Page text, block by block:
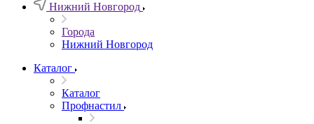
Нижний Новгород
Города
Нижний Новгород
Каталог
Каталог
Профнастил